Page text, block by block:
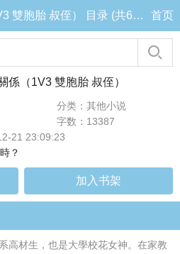
無法言說的關係（1V3 雙胞胎 叔侄） 目录 (共6章) 首页
係（1V3 雙胞胎 叔侄）
分类：其他小说
字数：13387
21 23:09:23
？
加入书架
高材生，也是大學校花女神。在家教